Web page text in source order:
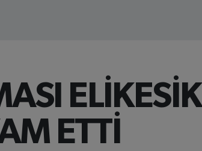
ELİKESİK
ETTİ